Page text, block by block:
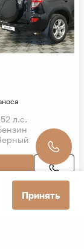
л.с.
Принять